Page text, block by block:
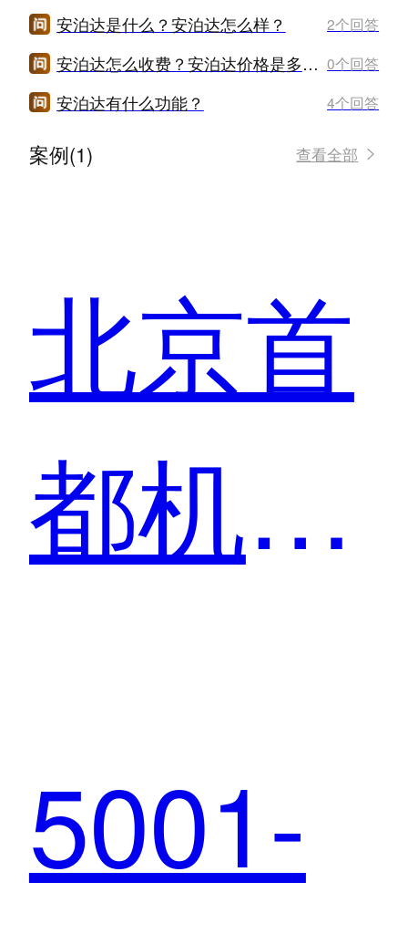
安泊达是什么？安泊达怎么样？ 2个回答
安泊达怎么收费？安泊达价格是多少？ 0个回答
安泊达有什么功能？ 4个回答
案例(1) 查看全部
北京首
都机场
&二号
5001-